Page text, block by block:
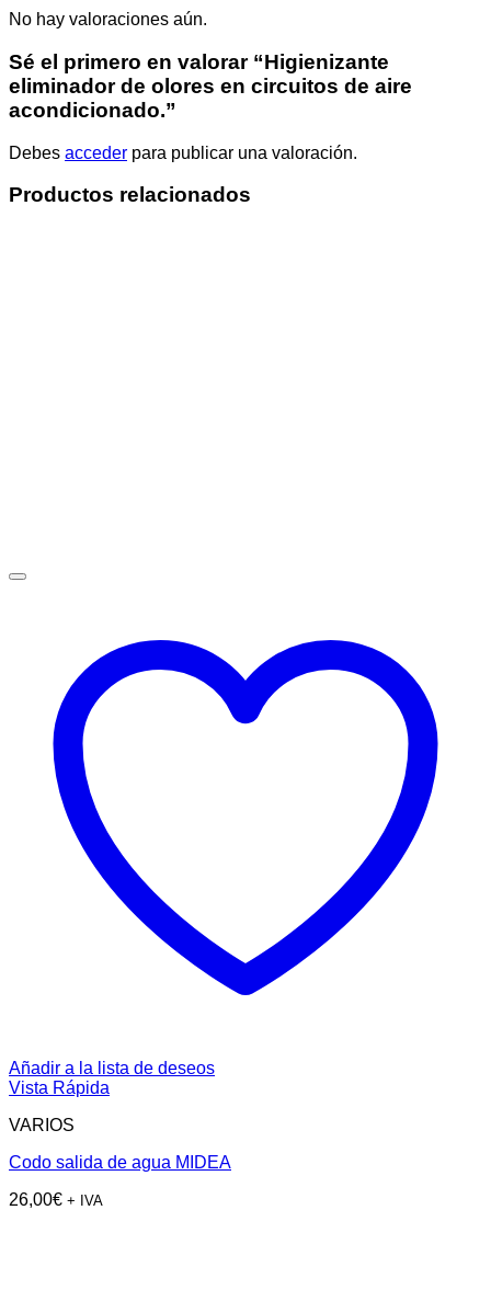
No hay valoraciones aún.
Sé el primero en valorar “Higienizante
eliminador de olores en circuitos de aire
acondicionado.”
Debes acceder para publicar una valoración.
Productos relacionados
Añadir a la lista de deseos
Vista Rápida
VARIOS
Codo salida de agua MIDEA
26,00€ + IVA